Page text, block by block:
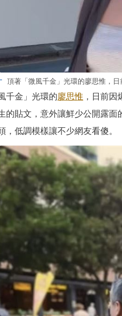
頂著「微風千金」光環的廖思惟，
千金」光環的廖思惟 ，日前
的貼文，意外讓鮮少公開露面
，低調模樣讓不少網友看傻。